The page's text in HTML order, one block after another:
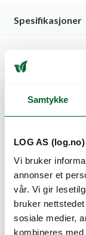
Samtykke
LOG AS
Vi bruker
annonser et
vår. Vi gir
bruker
sosiale medier,
kombineres
Spesifikasjoner
Kunder